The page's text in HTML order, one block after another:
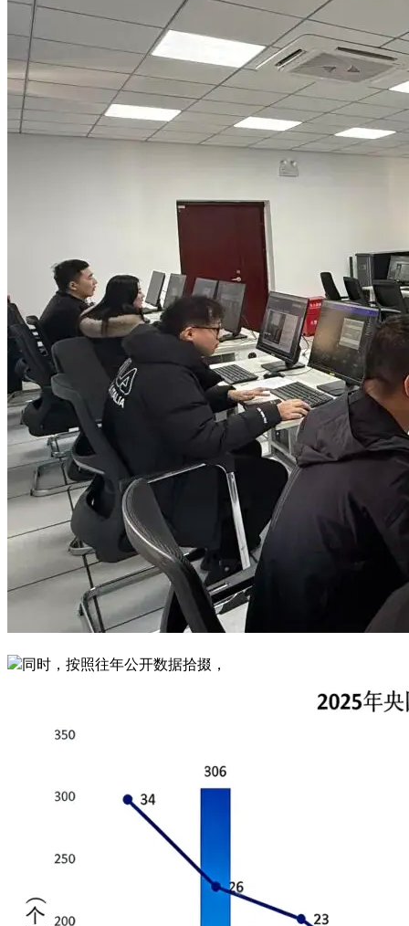
同时，按照往年公开数据拾掇，